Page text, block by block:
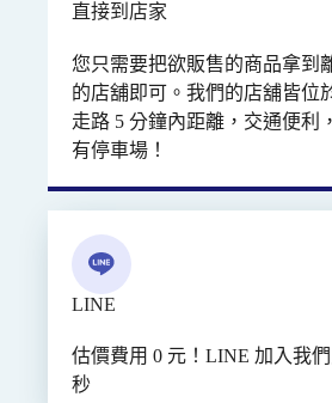
直接到店家
您只需要把欲販售的商品拿到
的店舖即可。我們的店舖皆位
走路 5 分鐘內距離，交通便利
有停車場！
LINE
估價費用 0 元！LINE 加入我
秒